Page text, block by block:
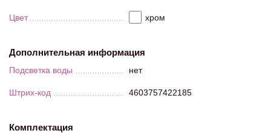
Цвет хром
Дополнительная информация
Подсветка воды нет
Штрих-код 4603757422185
Комплектация